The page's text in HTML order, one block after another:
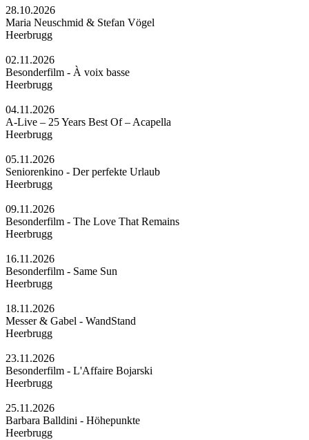
28.10.2026
Maria Neuschmid & Stefan Vögel
Heerbrugg
02.11.2026
Besonderfilm - À voix basse
Heerbrugg
04.11.2026
A-Live – 25 Years Best Of – Acapella
Heerbrugg
05.11.2026
Seniorenkino - Der perfekte Urlaub
Heerbrugg
09.11.2026
Besonderfilm - The Love That Remains
Heerbrugg
16.11.2026
Besonderfilm - Same Sun
Heerbrugg
18.11.2026
Messer & Gabel - WandStand
Heerbrugg
23.11.2026
Besonderfilm - L'Affaire Bojarski
Heerbrugg
25.11.2026
Barbara Balldini - Höhepunkte
Heerbrugg